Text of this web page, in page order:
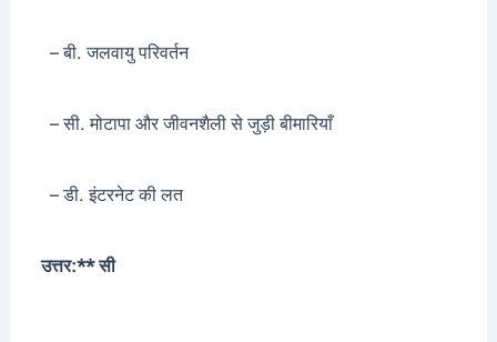
– बी. जलवायु परिवर्तन
– सी. मोटापा और जीवनशैली से जुड़ी बीमारियाँ
– डी. इंटरनेट की लत
उत्तर:** सी